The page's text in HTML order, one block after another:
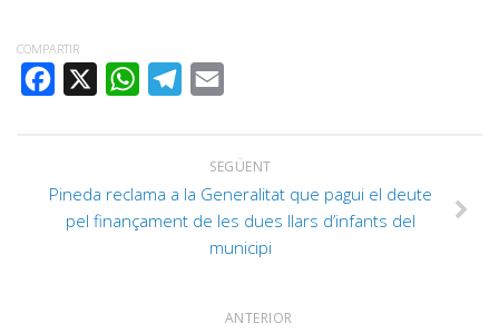
COMPARTIR
FACEBOOK
WHATSAPPTELEGRAM
SEGÜENT
Pineda reclama a la Generalitat que pagui el deute
pel finançament de les dues llars d’infants del
municipi
ANTERIOR